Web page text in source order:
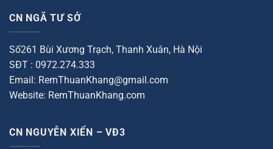
CN NGÃ TƯ SỞ
Số261 Bùi Xương Trạch, Thanh Xuân, Hà Nội
SĐT : 0972.274.333
Email: RemThuanKhang@gmail.com
Website: RemThuanKhang.com
CN NGUYỄN XIỂN – VĐ3